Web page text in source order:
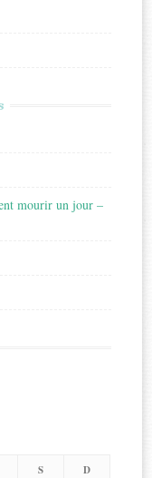
mourir un jour –
S D